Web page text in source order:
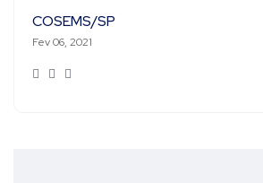
COSEMS/SP
Fev 06, 2021